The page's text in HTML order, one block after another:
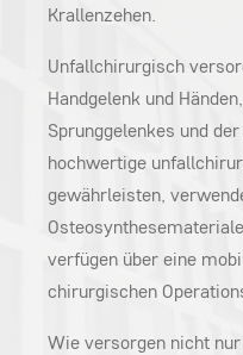
Krallenzehen.
Unfallchirurgisch
Handgelenk und
Sprunggelenkes und
hochwertige
gewährleisten,
verfügen über eine
chirurgischen
Wie versorgen nicht